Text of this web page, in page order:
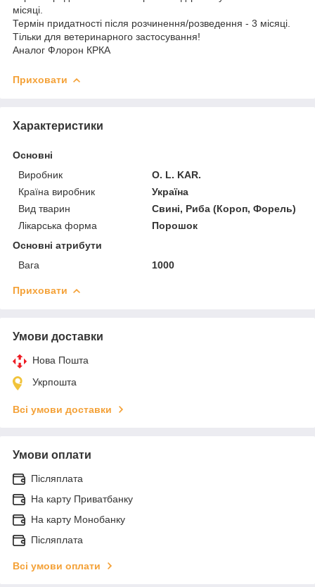
місяці.
Термін придатності після розчинення/розведення - 3 місяці.
Тільки для ветеринарного застосування!
Аналог Флорон КРКА
Приховати
Характеристики
Основні
Виробник
O. L. KAR.
Країна виробник
Україна
Вид тварин
Свині, Риба (Короп, Форель)
Лікарська форма
Порошок
Основні атрибути
Вага
1000
Приховати
Умови доставки
Нова Пошта
Укрпошта
Всі умови доставки
Умови оплати
Післяплата
На карту Приватбанку
На карту Монобанку
Післяплата
Всі умови оплати